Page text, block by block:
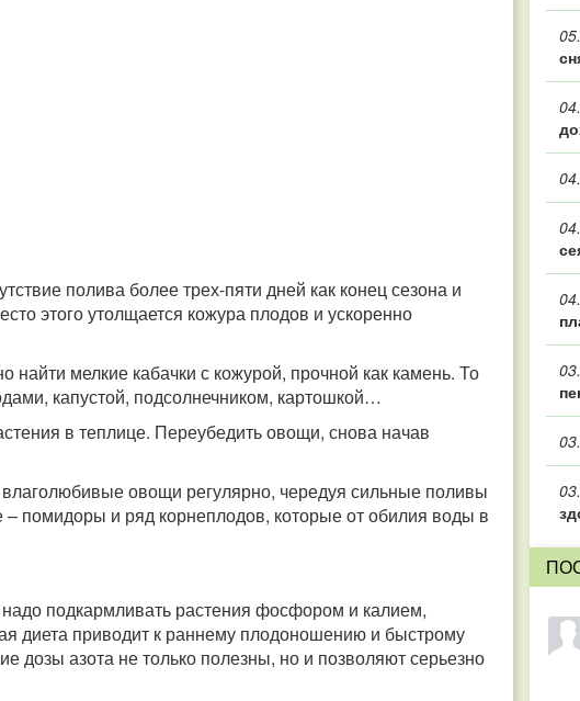
полива более трех-пяти дней как конец сезона и
этого утолщается кожура плодов и ускоренно
найти мелкие кабачки с кожурой, прочной как камень. То
капустой, подсолнечником, картошкой…
в теплице. Переубедить овощи, снова начав
овощи регулярно, чередуя сильные поливы
помидоры и ряд корнеплодов, которые от обилия воды в
подкармливать растения фосфором и калием,
диета приводит к раннему плодоношению и быстрому
дозы азота не только полезны, но и позволяют серьезно